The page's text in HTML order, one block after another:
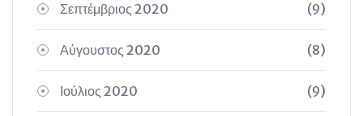
Σεπτέμβριος 2020 (9)
Αύγουστος 2020 (8)
Ιούλιος 2020 (9)